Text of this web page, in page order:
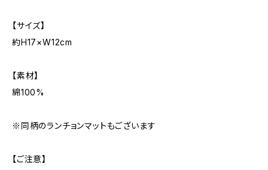
【サイズ】
約H17×W12cm
【素材】
綿100%
※同柄のランチョンマットもございます
【ご注意】